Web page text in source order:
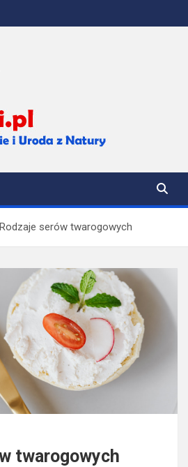
Rodzaje serów twarogowych
twarogowych